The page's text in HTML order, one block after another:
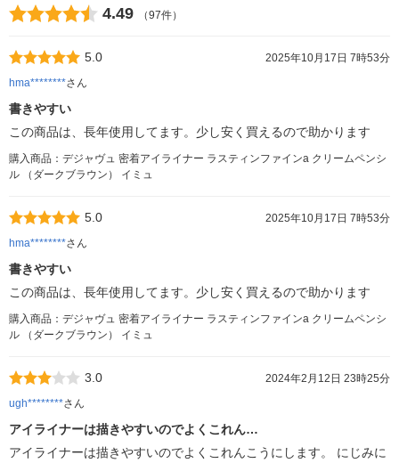
4.49 （97件）
5.0
2025年10月17日 7時53分
hma********さん
書きやすい
この商品は、長年使用してます。少し安く買えるので助かります
購入商品：デジャヴュ 密着アイライナー ラスティンファインa クリームペンシ
ル （ダークブラウン） イミュ
5.0
2025年10月17日 7時53分
hma********さん
書きやすい
この商品は、長年使用してます。少し安く買えるので助かります
購入商品：デジャヴュ 密着アイライナー ラスティンファインa クリームペンシ
ル （ダークブラウン） イミュ
3.0
2024年2月12日 23時25分
ugh********さん
アイライナーは描きやすいのでよくこれん…
アイライナーは描きやすいのでよくこれんこうにします。 にじみに